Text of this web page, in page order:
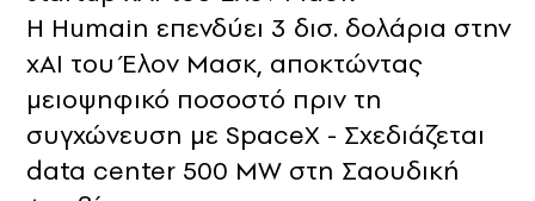
Η Humain επενδύει 3 δισ. δολάρια στην
xAI του Έλον Μασκ, αποκτώντας
μειοψηφικό ποσοστό πριν τη
συγχώνευση με SpaceX - Σχεδιάζεται
data center 500 MW στη Σαουδική